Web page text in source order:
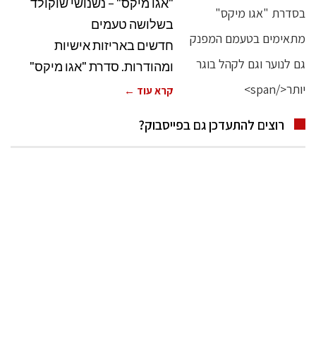
בשלושה טעמים
חדשים באריזות אישיות
ומהודרות. סדרת "אגו מיקס"
קרא עוד ←
רוצים להתעדכן גם בפייסבוק?